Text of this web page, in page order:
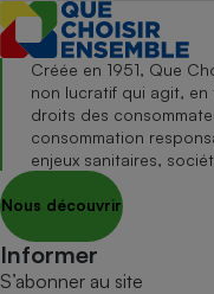
Créée en 1951, Que
non lucratif qui agit,
droits des
consommation
enjeux sanitaires,
Nous découvrir
Informer
S’abonner au site